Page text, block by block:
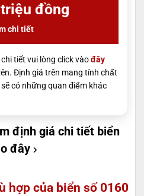
đồng
chi tiết
tiết vui lòng click vàođây
Định giá trên mang tính chất
có những quan điểm khác
định giá chi tiết biển
đây
hợp của biển số 0160